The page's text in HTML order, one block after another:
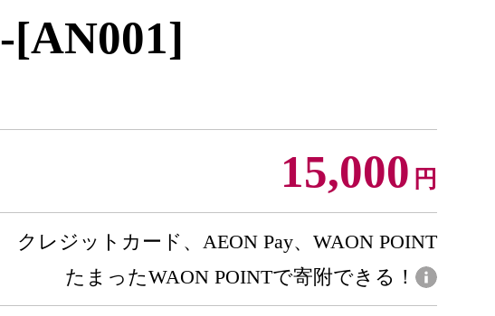
[AN001]
15,000 円
クレジットカード、AEON Pay、WAON POINT
たまったWAON POINTで寄附できる！